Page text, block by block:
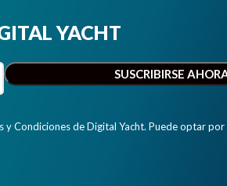
YACHT
Condiciones de Digital Yacht. Puede optar